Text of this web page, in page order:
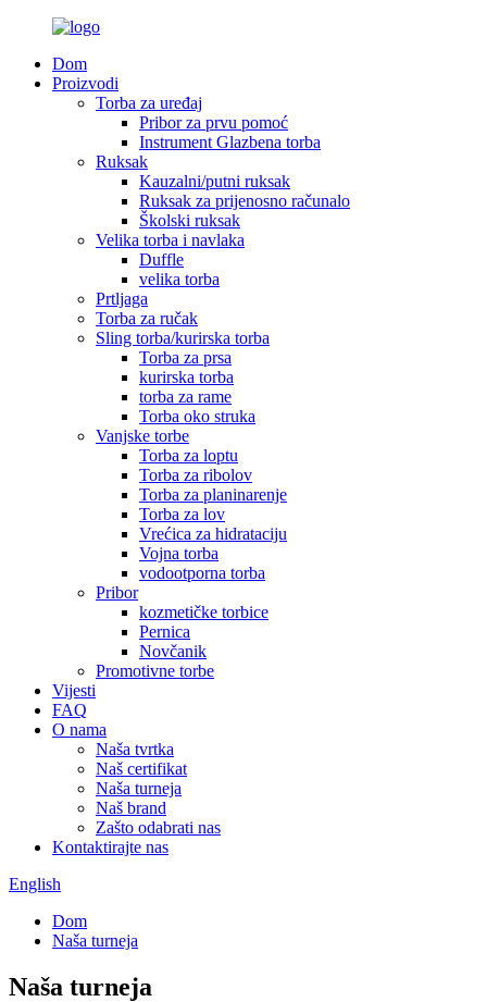
Dom
Proizvodi
Torba za uređaj
Pribor za prvu pomoć
Instrument Glazbena torba
Ruksak
Kauzalni/putni ruksak
Ruksak za prijenosno računalo
Školski ruksak
Velika torba i navlaka
Duffle
velika torba
Prtljaga
Torba za ručak
Sling torba/kurirska torba
Torba za prsa
kurirska torba
torba za rame
Torba oko struka
Vanjske torbe
Torba za loptu
Torba za ribolov
Torba za planinarenje
Torba za lov
Vrećica za hidrataciju
Vojna torba
vodootporna torba
Pribor
kozmetičke torbice
Pernica
Novčanik
Promotivne torbe
Vijesti
FAQ
O nama
Naša tvrtka
Naš certifikat
Naša turneja
Naš brand
Zašto odabrati nas
Kontaktirajte nas
English
Dom
Naša turneja
Naša turneja